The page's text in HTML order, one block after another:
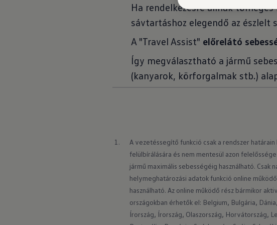
Ha rendelkezésre állnak
sávtartáshoz elegendő az észlelt
A "Travel Assist" előrelátó
Így megválasztható a jármű
(kanyarok, körforgalmak stb.)
A vezetéssegítő funkció csak a rendszer
felülbírálására és nem mentesül azon
jármű maximális sebességéig használható.
helymeghatározási adatok funkció online
használható. Az online működő rész bármikor
országokban érhetők el: Belgium, Bulgária,
Írország, Írország, Olaszország, Horvátország,